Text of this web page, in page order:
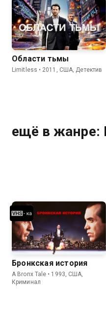
Области тьмы
Limitless • 2011, США, Детектив
ещё в жанре:
Бронкская история
A Bronx Tale • 1993, США,
Криминал